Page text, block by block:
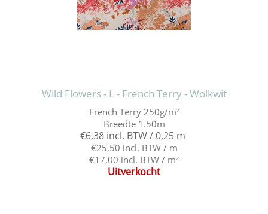
Wild Flowers - L - French Terry - Wolkwit
French Terry 250g/m²
Breedte 1.50m
€6,38 incl. BTW / 0,25 m
€25,50 incl. BTW / m
€17,00 incl. BTW / m²
Uitverkocht